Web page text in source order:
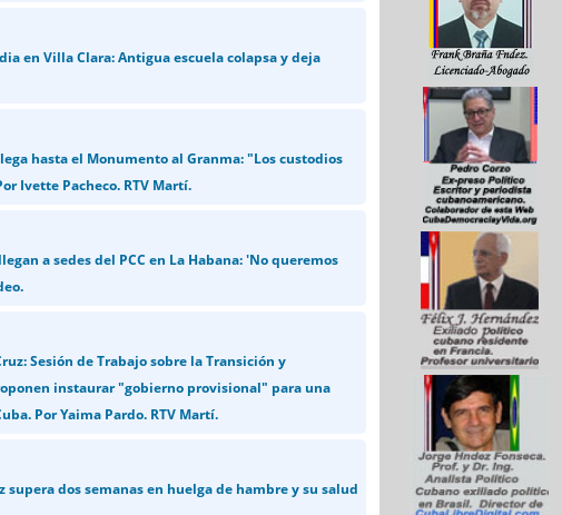
en Villa Clara: Antigua escuela colapsa y deja
hasta el Monumento al Granma: "Los custodios
Ivette Pacheco. RTV Martí.
a sedes del PCC en La Habana: 'No queremos
Sesión de Trabajo sobre la Transición y
instaurar "gobierno provisional" para una
Por Yaima Pardo. RTV Martí.
supera dos semanas en huelga de hambre y su salud